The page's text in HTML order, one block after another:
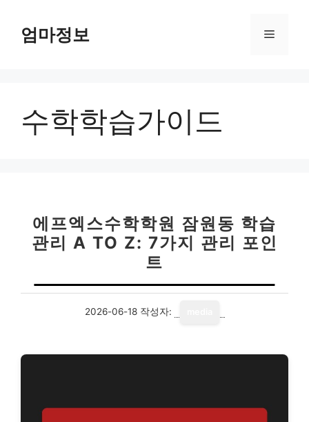
엄마정보 메
수학학습가이드
에프엑스수학학원 잠원동 학습
관리 A TO Z: 7가지 관리 포인
트
2026-06-18 작성자: